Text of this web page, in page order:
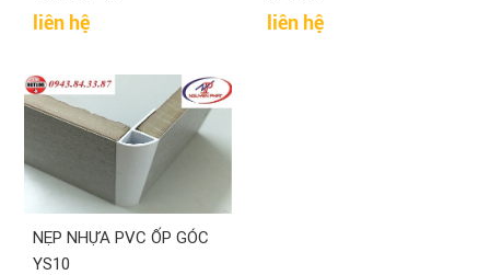
liên hệ liên hệ
NẸP NHỰA PVC ỐP GÓC
YS10